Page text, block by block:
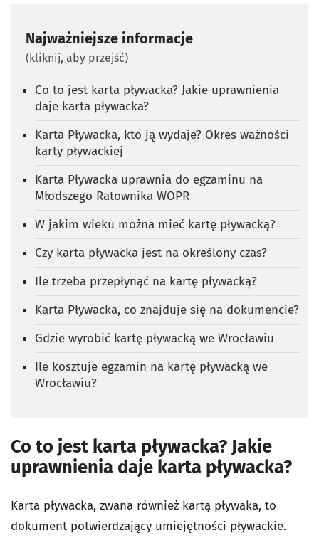
Najważniejsze informacje
(kliknij, aby przejść)
Co to jest karta pływacka? Jakie uprawnienia
daje karta pływacka?
Karta Pływacka, kto ją wydaje? Okres ważności
karty pływackiej
Karta Pływacka uprawnia do egzaminu na
Młodszego Ratownika WOPR
W jakim wieku można mieć kartę pływacką?
Czy karta pływacka jest na określony czas?
Ile trzeba przepłynąć na kartę pływacką?
Karta Pływacka, co znajduje się na dokumencie?
Gdzie wyrobić kartę pływacką we Wrocławiu
Ile kosztuje egzamin na kartę pływacką we
Wrocławiu?
Co to jest karta pływacka? Jakie
uprawnienia daje karta pływacka?
Karta pływacka, zwana również kartą pływaka, to
dokument potwierdzający umiejętności pływackie.